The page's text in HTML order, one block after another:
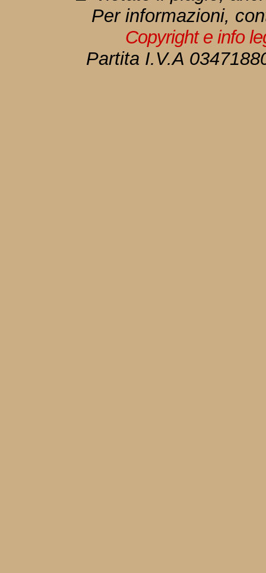
Per informazioni,
Copyright e info
Partita I.V.A